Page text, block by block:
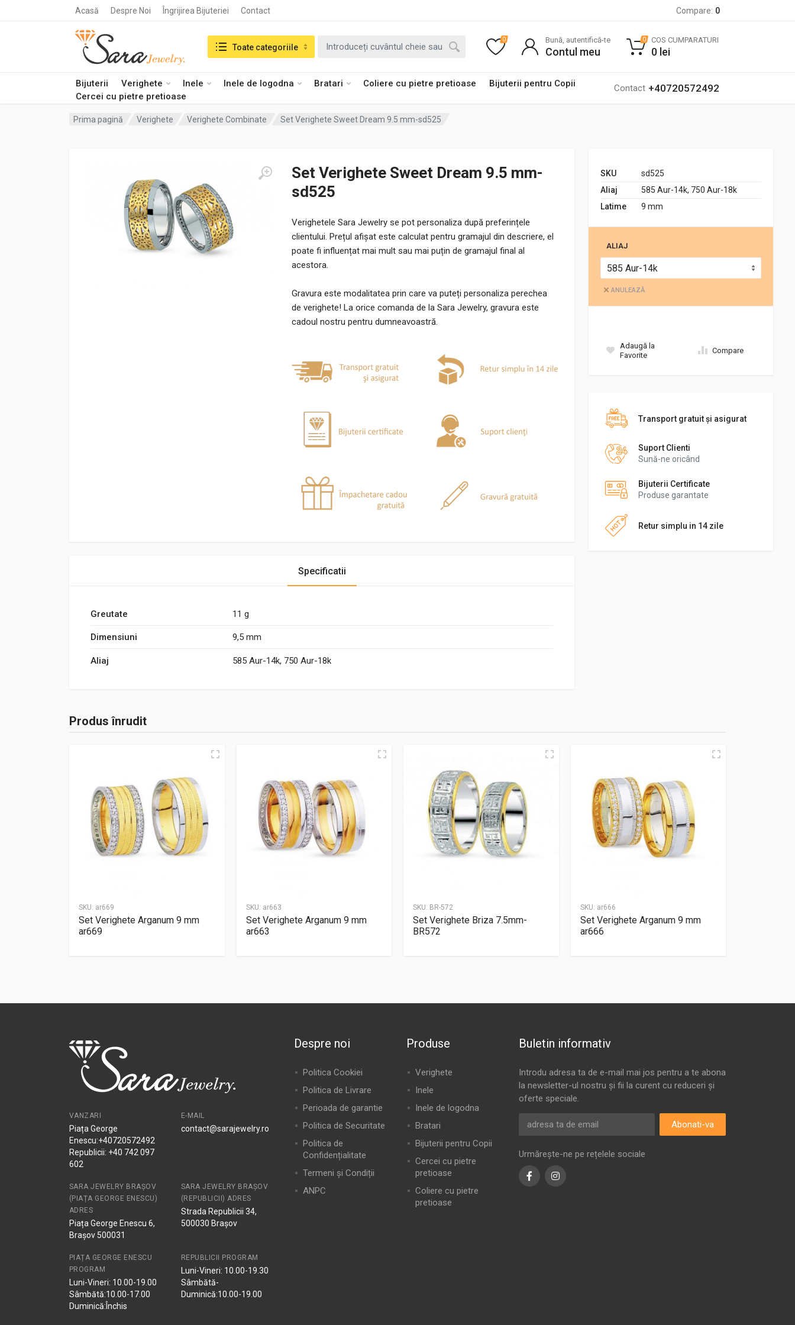
Acasă Despre Noi Îngrijirea Bijuteriei Contact Compare: 0
Bijuterii Verighete Inele Inele de logodna Bratari Coliere cu pietre pretioase
Bijuterii pentru Copii
Cercei cu pietre pretioase
Contact +40720572492
Search in:Toate categoriile
0 Bună, autentifică-te
Contul meu
0 COS CUMPARATURI
0 lei
Prima pagină Verighete Verighete Combinate Set Verighete Sweet Dream 9.5 mm-sd525
Set Verighete Sweet Dream 9.5 mm-
sd525
Verighetele Sara Jewelry se pot personaliza după preferințele
clientului. Prețul afișat este calculat pentru gramajul din descriere, el
poate fi influențat mai mult sau mai puțin de gramajul final al
acestora.
Gravura este modalitatea prin care va puteți personaliza perechea
de verighete! La orice comanda de la Sara Jewelry, gravura este
cadoul nostru pentru dumneavoastră.
SKU
sd525
Aliaj
585 Aur-14k, 750 Aur-18k
Latime
9 mm
ALIAJ
ANULEAZĂ
Adaugă la
Favorite
Compare
Transport gratuit şi asigurat
Suport Clienti
Sună-ne oricând
Bijuterii Certificate
Produse garantate
Retur simplu in 14 zile
Specificatii
Greutate 11 g
Dimensiuni 9,5 mm
Aliaj 585 Aur-14k, 750 Aur-18k
Produs înrudit
SKU: ar669
Set Verighete Arganum 9 mm
ar669
SKU: ar663
Set Verighete Arganum 9 mm
ar663
SKU: BR-572
Set Verighete Briza 7.5mm-
BR572
SKU: ar666
Set Verighete Arganum 9 mm
ar666
VANZARI
Piața George
Enescu:+40720572492
Republicii: +40 742 097
602
E-MAIL
contact@sarajewelry.ro
SARA JEWELRY BRAȘOV
(PIAȚA GEORGE ENESCU)
ADRES
Piața George Enescu 6,
Brașov 500031
SARA JEWELRY BRAȘOV
(REPUBLICII) ADRES
Strada Republicii 34,
500030 Brașov
PIAȚA GEORGE ENESCU
PROGRAM
Luni-Vineri: 10.00-19.00
Sâmbătă:10.00-17.00
Duminică:Închis
REPUBLICII PROGRAM
Luni-Vineri: 10.00-19.30
Sâmbătă-
Duminică:10.00-19.00
Despre noi
Politica Cookiei
Politica de Livrare
Perioada de garantie
Politica de Securitate
Politica de
Confidențialitate
Termeni și Condiții
ANPC
Produse
Verighete
Inele
Inele de logodna
Bratari
Bijuterii pentru Copii
Cercei cu pietre
pretioase
Coliere cu pietre
pretioase
Buletin informativ
Introdu adresa ta de e-mail mai jos pentru a te abona
la newsletter-ul nostru și fii la curent cu reduceri și
oferte speciale.
Abonati-va
Urmărește-ne pe rețelele sociale
FacebookInstagram